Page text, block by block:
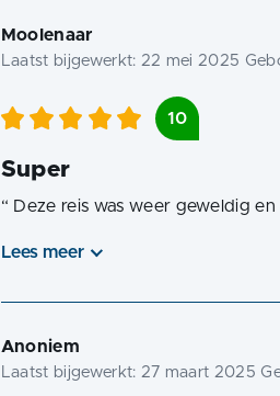
Moolenaar
Laatst bijgewerkt: 22 mei 2025
10
Super
“ Deze reis was weer geweldig
Lees meer
Anoniem
Laatst bijgewerkt: 27 maart 2025